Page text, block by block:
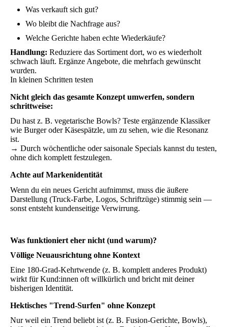
Was verkauft sich gut?
Wo bleibt die Nachfrage aus?
Welche Gerichte haben echte Wiederkäufe?
Handlung: Reduziere das Sortiment dort, wo es wiederholt
schwach läuft. Ergänze Angebote, die mehrfach gewünscht
wurden.
In kleinen Schritten testen
Nicht gleich das gesamte Konzept umwerfen, sondern
schrittweise:
Du hast z. B. vegetarische Bowls? Teste ergänzende Klassiker
wie Burger oder Käsespätzle, um zu sehen, wie die Resonanz
ist.
→ Durch wöchentliche oder saisonale Specials kannst du testen,
ohne dich komplett festzulegen.
Achte auf Markenidentität
Wenn du ein neues Gericht aufnimmst, muss die äußere
Darstellung (Truck-Farbe, Logos, Schriftzüge) stimmig sein —
sonst entsteht kundenseitige Verwirrung.
Was funktioniert eher nicht (und warum)?
Völlige Neuausrichtung ohne Kontext
Eine 180-Grad-Kehrtwende (z. B. komplett anderes Produkt)
wirkt für Kund:innen oft willkürlich und bricht mit deiner
bisherigen Identität.
Hektisches "Trend-Surfen" ohne Konzept
Nur weil ein Trend beliebt ist (z. B. Fusion-Gerichte, Bowls),